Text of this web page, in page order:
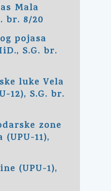
Mala
br. 8/20
pojasa
S.G. br.
luke Vela
12), S.G. br.
zone
11),
(UPU-1),